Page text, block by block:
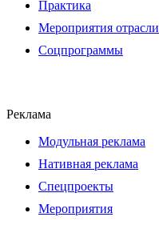
Практика
Мероприятия отрасли
Соцпрограммы
Реклама
Модульная реклама
Нативная реклама
Спецпроекты
Мероприятия